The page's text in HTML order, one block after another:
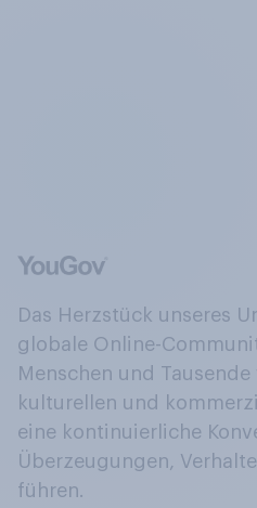
Das Herzstück unseres
globale Online-
Menschen und
kulturellen und
eine kontinuierliche
Überzeugungen,
führen.